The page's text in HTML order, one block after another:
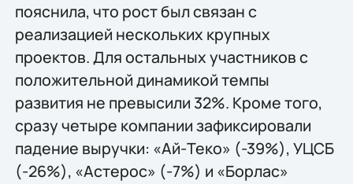
пояснила, что рост был связан с
реализацией нескольких крупных
проектов. Для остальных участников с
положительной динамикой темпы
развития не превысили 32%. Кроме того,
сразу четыре компании зафиксировали
падение выручки: «Ай-Теко» (-39%), УЦСБ
(-26%), «Астерос» (-7%) и «Борлас»